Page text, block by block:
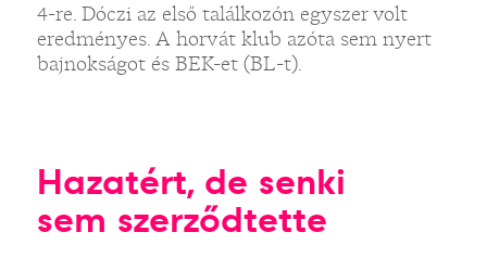
4-re. Dóczi az első találkozón egyszer volt
eredményes. A horvát klub azóta sem nyert
bajnokságot és BEK-et (BL-t).
Hazatért, de senki
sem szerződtette